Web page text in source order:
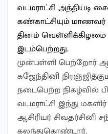
வடமராட்சி அத்தியடி
கண்காட்சியும்
தினம்
இடம்பெற்றது.
முன்பள்ளி பெற்றோர்
கஜேந்தினி
நடைபெற்ற நிகழ்வில்
வடமராட்சி இந்து மகளிர்
ஆசிரியர் சிவதர்சினி
கலந்துகொண்டார்.